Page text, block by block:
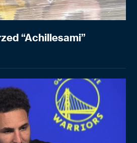
“Achillesami”